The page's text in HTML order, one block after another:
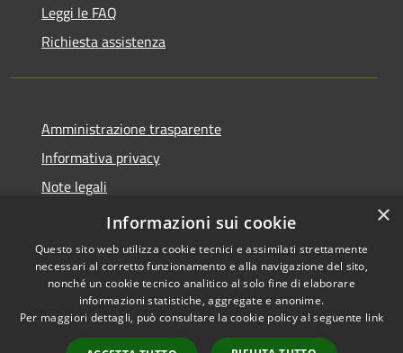
Leggi le FAQ
Richiesta assistenza
Amministrazione trasparente
Informativa privacy
Note legali
Dichiarazione di accessibilità
Accessibilità
Copyright © 2026 • Comune di
Cassano d'Adda • Powered by
×
Informazioni sui cookie
Questo sito web utilizza cookie tecnici e assimilati strettamente
necessari al corretto funzionamento e alla navigazione del sito,
nonché un cookie tecnico analitico al solo fine di elaborare
informazioni statistiche, aggregate e anonime.
Per maggiori dettagli, può consultare la cookie policy al seguente link